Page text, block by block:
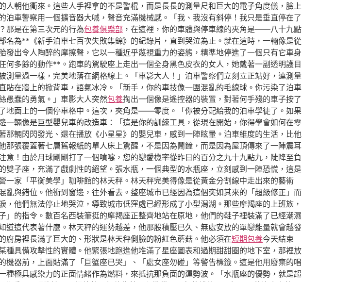
朝他衝來。這些人手裡拿的不是警棍，而是長長的測量尺和巨大的電子角度儀，臉上
車警察用一個擴音器大喊，聲音充滿機械感。「我、我沒有斜停！我只是垂直停在了
那是在第三次元的行為包養俱樂部 ，在這裡，你的車體與停車線的夾角是——八十九點
為**《新手泊車七百次失敗集錦》的紀錄片，直到哭泣為止。就在這時，一輛像是從
出令人陶醉的摩擦聲，它以一種近乎蔑視重力的姿態，精準地停進了一個只有它車身
多餘的動作**。跑車的駕駛座上走出一個全身黑色皮衣的女人，她戴著一副透明護目
量過一樣，完美地落在網格線上。「車影大人！」泊車警察們立刻立正站好，連測量
在牆上的掀背車，語氣冰冷。「新手，你的車技像一團混亂的毛線球。你污染了泊車
愚蠢的勇氣。」車影大人突然包養掏出一個像是遙控器的裝置，對著何手殘的車子按了
地面上的一個停車格中。這次，夾角是——零度。「你被分配給我的泊車學徒了。如果
輛像是巨型嬰兒車的改造車：「這是你的訓練工具，從現在開始，你得學會如何在零
輛閃閃發光、還在播放《小星星》的嬰兒車，感到一陣眩暈。泊車維度的生活，比他
張覆蓋著七層舊報紙的單人床上驚醒，不是因為鬧鐘，而是因為屋頂傳來了一陣震耳
！由於月球剛剛打了一個噴嚏，您的戀愛機率從昨日的百分之九十九點九，陡降至負
雙子座，充滿了戲劇性的絕望。張水瓶，一個典型的水瓶座，立刻感到一陣恐慌，這是
家「平衡美學」咖啡館的林天秤。林天秤完美得像是從黃金分割線中走出來的藝術
與錯位。他衝到窗邊，往外看去。整座城市已經因為這個突如其來的「超級修正」而
他們無法停止地哭泣，導致城市低窪處已經形成了小型潟湖。那些摩羯座的上班族，
」的指令。數百名西裝筆挺的摩羯座正整齊地站在原地，他們的鞋子裡裝滿了已經潮濕
這代表著什麼。林天秤的運勢越差，他那股積壓已久、無處安放的單戀能量就會越發
房裡長滿了巨大的、形狀是林天秤側臉的粉紅色蘑菇。他必須在短期包養今天結束
具備攻擊性的實體。他緊張地跑進他堆滿了星座圖表和過期甜甜圈的地下室，那裡放
器前，上面貼滿了「巨蟹座已哭」、「處女座勿碰」等警告標籤。這是他用廢棄的唱
極具感染力的正面情緒作為燃料，來抵抗那負面的運勢波。「水瓶座的優勢，就是超